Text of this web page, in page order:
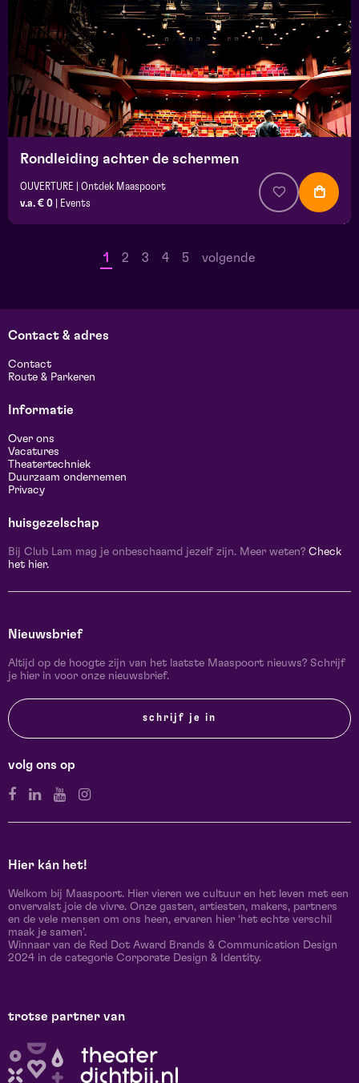
Rondleiding achter de schermen
OUVERTURE | Ontdek Maaspoort
v.a. € 0
Events
1 2 3 4 5 volgende
Contact & adres
Contact
Route & Parkeren
Informatie
Over ons
Vacatures
Theatertechniek
Duurzaam ondernemen
Privacy
huisgezelschap
Bij Club Lam mag je onbeschaamd jezelf zijn. Meer weten? Check
het hier.
Nieuwsbrief
Altijd op de hoogte zijn van het laatste Maaspoort nieuws? Schrijf
je hier in voor onze nieuwsbrief.
schrijf je in
volg ons op
Hier kán het!
Welkom bij Maaspoort. Hier vieren we cultuur en het leven met een
onvervalst joie de vivre. Onze gasten, artiesten, makers, partners
en de vele mensen om ons heen, ervaren hier ‘het echte verschil
maak je samen’.
Winnaar van de Red Dot Award Brands & Communication Design
2024 in de categorie Corporate Design & Identity.
trotse partner van